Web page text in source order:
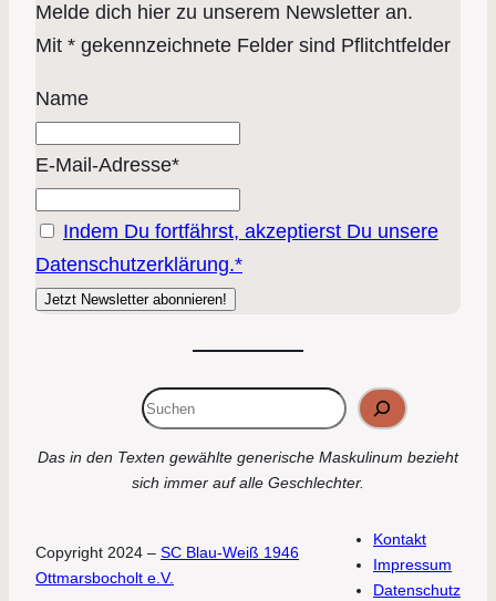
Melde dich hier zu unserem Newsletter an.
Mit * gekennzeichnete Felder sind Pflitchtfelder
Name
E-Mail-Adresse*
Indem Du fortfährst, akzeptierst Du unsere
Datenschutzerklärung.*
Das in den Texten gewählte generische Maskulinum bezieht
sich immer auf alle Geschlechter.
Copyright 2024 – SC Blau-Weiß 1946
Ottmarsbocholt e.V.
Kontakt
Impressum
Datenschutz